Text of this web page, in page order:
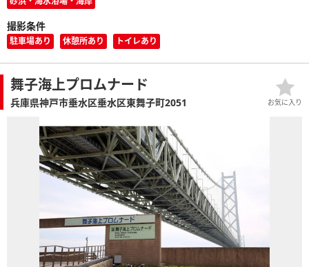
撮影条件
駐車場あり 休憩所あり トイレあり
舞子海上プロムナード
兵庫県神戸市垂水区垂水区東舞子町2051 お気に入り